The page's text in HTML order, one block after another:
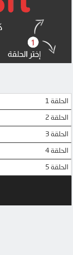
الحلقة 1
الحلقة 2
الحلقة 3
الحلقة 4
الحلقة 5